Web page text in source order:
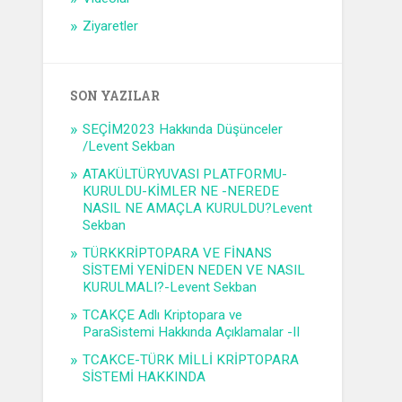
Ziyaretler
SON YAZILAR
SEÇİM2023 Hakkında Düşünceler
/Levent Sekban
ATAKÜLTÜRYUVASI PLATFORMU-
KURULDU-KİMLER NE -NEREDE
NASIL NE AMAÇLA KURULDU?Levent
Sekban
TÜRKKRİPTOPARA VE FİNANS
SİSTEMİ YENİDEN NEDEN VE NASIL
KURULMALI?-Levent Sekban
TCAKÇE Adlı Kriptopara ve
ParaSistemi Hakkında Açıklamalar -II
TCAKCE-TÜRK MİLLİ KRİPTOPARA
SİSTEMİ HAKKINDA